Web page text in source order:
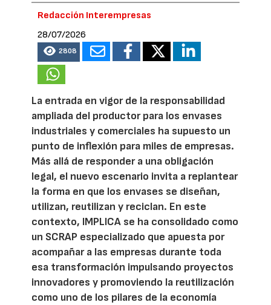
Redacción Interempresas
28/07/2026
2808
La entrada en vigor de la responsabilidad
ampliada del productor para los envases
industriales y comerciales ha supuesto un
punto de inflexión para miles de empresas.
Más allá de responder a una obligación
legal, el nuevo escenario invita a replantear
la forma en que los envases se diseñan,
utilizan, reutilizan y reciclan. En este
contexto, IMPLICA se ha consolidado como
un SCRAP especializado que apuesta por
acompañar a las empresas durante toda
esa transformación impulsando proyectos
innovadores y promoviendo la reutilización
como uno de los pilares de la economía